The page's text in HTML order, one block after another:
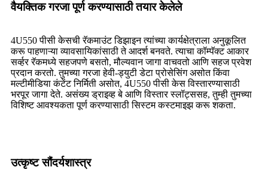
वैयक्तिक गरजा पूर्ण करण्यासाठी तयार केलेले
4U550 पीसी केसची रॅकमाउंट डिझाइन त्यांच्या कार्यक्षेत्राला अनुकूलित
करू पाहणाऱ्या व्यावसायिकांसाठी ते आदर्श बनवते. त्याचा कॉम्पॅक्ट आकार
सर्व्हर रॅकमध्ये सहजपणे बसतो, मौल्यवान जागा वाचवतो आणि सहज प्रवेश
प्रदान करतो. तुमच्या गरजा हेवी-ड्युटी डेटा प्रोसेसिंग असोत किंवा
मल्टीमीडिया कंटेंट निर्मिती असोत, 4U550 पीसी केस विस्तारण्यासाठी
भरपूर जागा देते. असंख्य ड्राइव्ह बे आणि विस्तार स्लॉट्ससह, तुम्ही तुमच्या
विशिष्ट आवश्यकता पूर्ण करण्यासाठी सिस्टम कस्टमाइझ करू शकता.
उत्कृष्ट सौंदर्यशास्त्र